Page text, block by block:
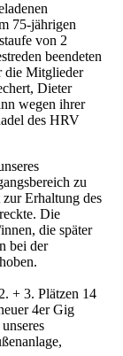
75-jährigen
von 2
beendeten
die Mitglieder
Dieter
wegen ihrer
des HRV
zu
zur Erhaltung des
Die
die später
bei der
+ 3. Plätzen 14
4er Gig